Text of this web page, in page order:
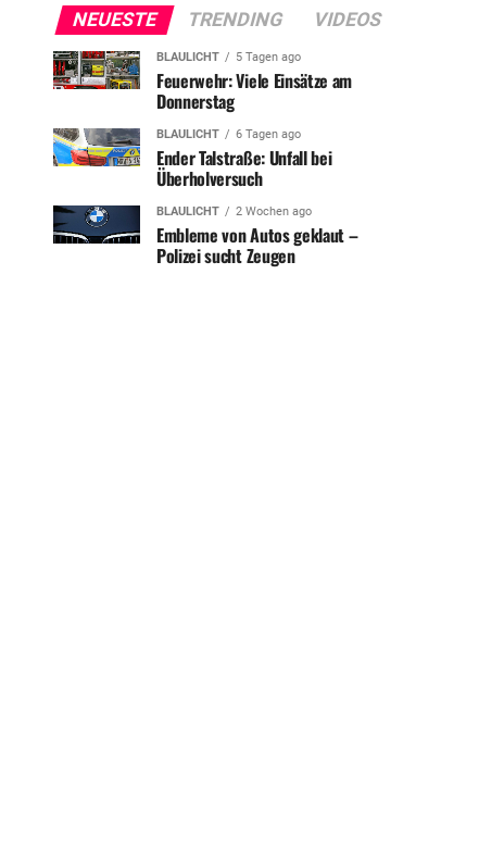
NEUESTE TRENDING VIDEOS
BLAULICHT 5 Tagen ago
Feuerwehr: Viele Einsätze am
Donnerstag
BLAULICHT 6 Tagen ago
Ender Talstraße: Unfall bei
Überholversuch
BLAULICHT 2 Wochen ago
Embleme von Autos geklaut –
Polizei sucht Zeugen